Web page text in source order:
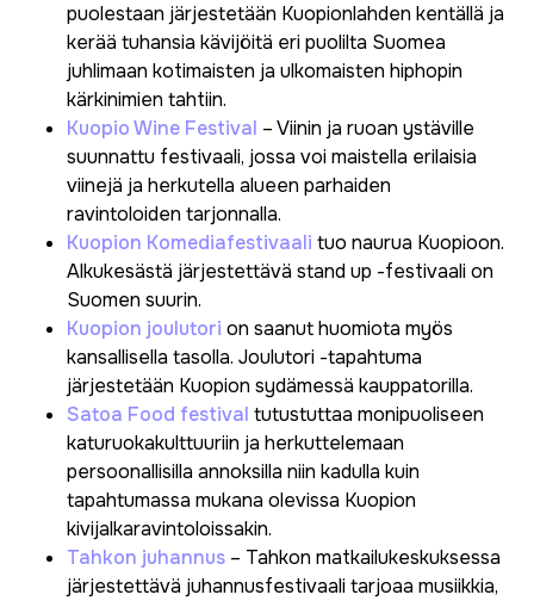
puolestaan järjestetään Kuopionlahden kentällä ja
kerää tuhansia kävijöitä eri puolilta Suomea
juhlimaan kotimaisten ja ulkomaisten hiphopin
kärkinimien tahtiin.
Kuopio Wine Festival – Viinin ja ruoan ystäville
suunnattu festivaali, jossa voi maistella erilaisia
viinejä ja herkutella alueen parhaiden
ravintoloiden tarjonnalla.
Kuopion Komediafestivaali tuo naurua Kuopioon.
Alkukesästä järjestettävä stand up -festivaali on
Suomen suurin.
Kuopion joulutori on saanut huomiota myös
kansallisella tasolla. Joulutori -tapahtuma
järjestetään Kuopion sydämessä kauppatorilla.
Satoa Food festival tutustuttaa monipuoliseen
katuruokakulttuuriin ja herkuttelemaan
persoonallisilla annoksilla niin kadulla kuin
tapahtumassa mukana olevissa Kuopion
kivijalkaravintoloissakin.
Tahkon juhannus – Tahkon matkailukeskuksessa
järjestettävä juhannusfestivaali tarjoaa musiikkia,